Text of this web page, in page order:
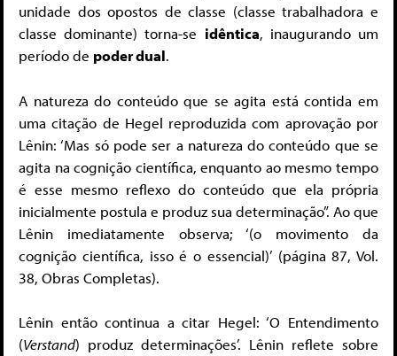
unidade dos opostos de classe (classe trabalhadora e
classe dominante) torna-se idêntica, inaugurando um
período de poder dual.
A natureza do conteúdo que se agita está contida em
uma citação de Hegel reproduzida com aprovação por
Lênin: ‘Mas só pode ser a natureza do conteúdo que se
agita na cognição científica, enquanto ao mesmo tempo
é esse mesmo reflexo do conteúdo que ela própria
inicialmente postula e produz sua determinação”. Ao que
Lênin imediatamente observa; ‘(o movimento da
cognição científica, isso é o essencial)’ (página 87, Vol.
38, Obras Completas).
Lênin então continua a citar Hegel: ‘O Entendimento
(Verstand) produz determinações’. Lênin reflete sobre